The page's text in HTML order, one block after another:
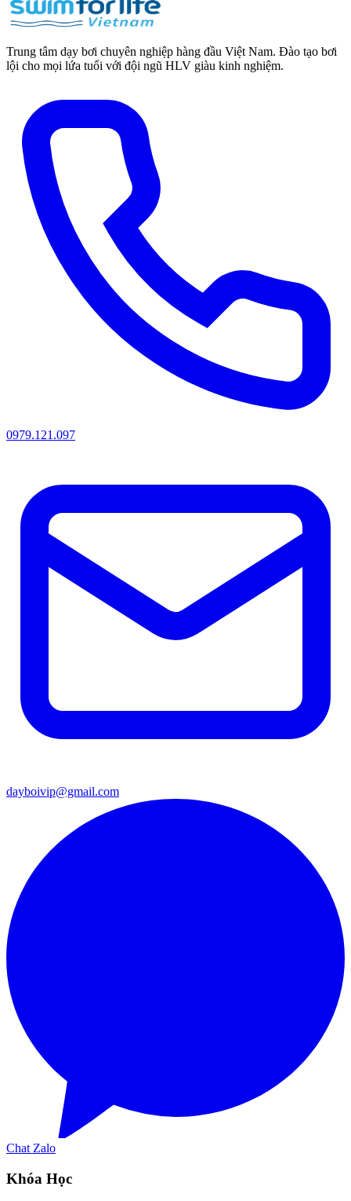
Trung tâm dạy bơi chuyên nghiệp hàng đầu Việt Nam. Đào tạo bơi
lội cho mọi lứa tuổi với đội ngũ HLV giàu kinh nghiệm.
0979.121.097
dayboivip@gmail.com
Chat Zalo
Khóa Học